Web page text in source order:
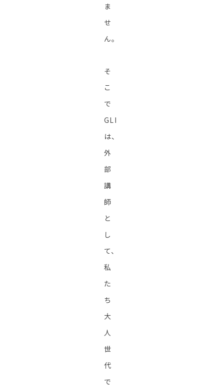
ま
せ
ん。
そ
こ
で
GLI
は、
外
部
講
師
と
し
て、
私
た
ち
大
人
世
代
で